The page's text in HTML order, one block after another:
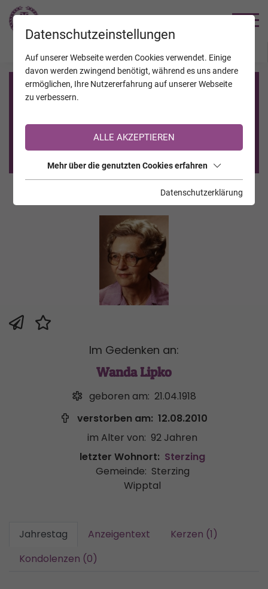
Registrierung auf TrauerHilfe.it
Sie sind noch nicht auf TrauerHilfe.it registriert?
>> zur kostenlosen Registrierung <<
Im Gedenken an:
Wanda Lipko
geboren am: 21.04.1918
verstorben am: 12.08.2010
im Alter von: 92 Jahren
letzter Wohnort: Sterzing
Gemeinde: Sterzing
Wipptal
Jahrestag Anzeigentext
Kerzen (1)
Kondolenzen (0)
Datenschutzeinstellungen
Auf unserer Webseite werden Cookies verwendet. Einige
davon werden zwingend benötigt, während es uns andere
ermöglichen, Ihre Nutzererfahrung auf unserer Webseite
zu verbessern.
ALLE AKZEPTIEREN
Mehr über die genutzten Cookies erfahren
Datenschutzerklärung
JAHRESTAGE KALENDER VERSTORBENE